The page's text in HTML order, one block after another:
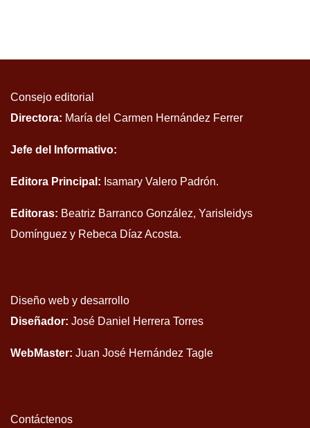
Consejo editorial
Directora: María del Carmen Hernández Ferrer
Jefe del Informativo:
Editora Principal: Isamary Valero Padrón.
Editoras: Beatriz Barranco González, Yarisleidys
Domínguez y Rebeca Díaz Acosta.
Diseño web y desarrollo
Diseñador: José Daniel Herrera Torres
WebMaster: Juan José Hernández Tagle
Contáctenos